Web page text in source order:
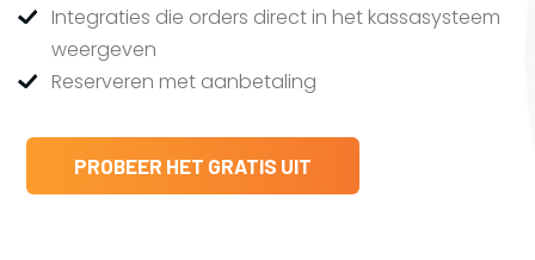
Integraties die orders direct in het kassasysteem
weergeven
Reserveren met aanbetaling
PROBEER HET GRATIS UIT